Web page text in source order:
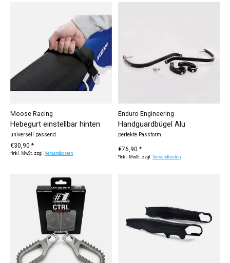
Moose Racing
Hebegurt einstellbar hinten
universell passend
€30,90 *
*Inkl. MwSt. zzgl.Versandkosten
Enduro Engineering
Handguardbügel Alu
perfekte Passform
€76,90 *
*Inkl. MwSt. zzgl.Versandkosten